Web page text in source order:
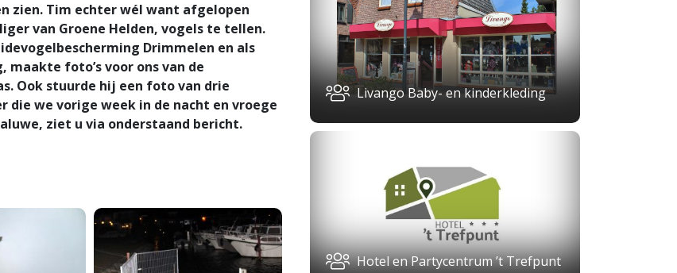
zien. Tim echter wél want afgelopen
van Groene Helden, vogels te tellen.
Drimmelen en als
foto’s voor ons van de
Ook stuurde hij een foto van drie
die we vorige week in de nacht en vroege
ziet u via onderstaand bericht.
Livango Baby- en kinderkleding
Hotel en Partycentrum ’t Trefpunt